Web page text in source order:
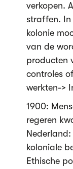
verkopen.
straffen. In
kolonie
van de
producten
controles
werkten->
1900:
regeren
koloniale
Ethische